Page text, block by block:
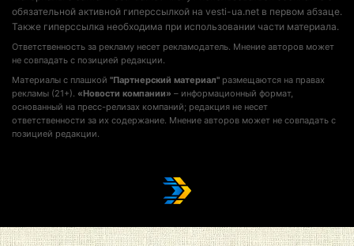
обязательной активной гиперссылкой на vesti-ua.net в первом абзаце.
Также гиперссылка необходима при использовании части материала.
Ответственность за рекламу несет рекламодатель. Мнение авторов может
не совпадать с позицией редакции.
Материалы с плашкой "Партнерский материал" размещаются на правах
рекламы (21+). «Новости компании» – информационный формат,
основанный на пресс-релизах компаний; редакция не несет
ответственности за их содержание. Мнение авторов может не совпадать с
позицией редакции.